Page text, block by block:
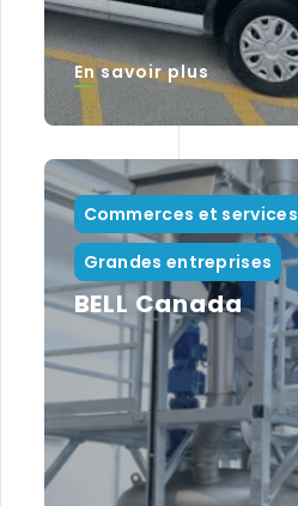
En savoir plus
Commerces et services
Grandes entreprises
BELL Canada